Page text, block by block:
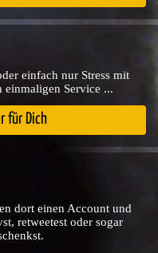
einfach nur Stress mit
einmaligen Service ...
für Dich
dort einen Account und
retweetest oder sogar